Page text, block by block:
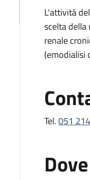
L'attività
scelta
renale
(emodialisi
Tel.051